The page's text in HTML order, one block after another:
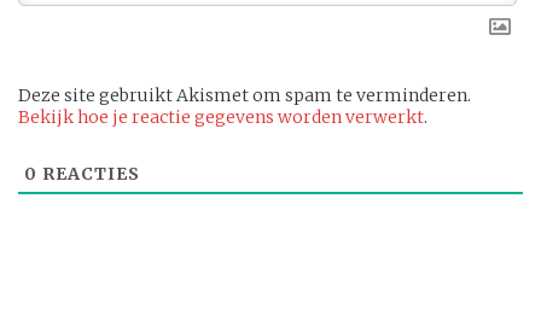
Deze site gebruikt Akismet om spam te verminderen.
Bekijk hoe je reactie gegevens worden verwerkt.
0 REACTIES